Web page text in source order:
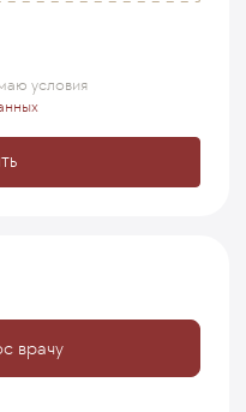
условия
врачу